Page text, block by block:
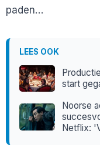
paden…
LEES OOK
start
Noorse
Netflix: